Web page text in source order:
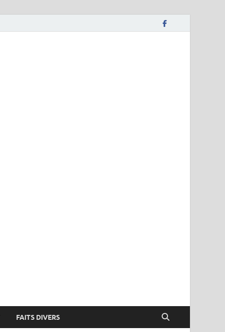
FAITS DIVERS